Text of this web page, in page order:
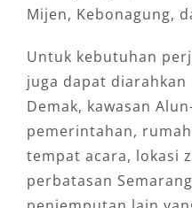
Mijen, Kebonagung,
Untuk kebutuhan
juga dapat
Demak, kawasan
pemerintahan,
tempat acara, lokasi
perbatasan